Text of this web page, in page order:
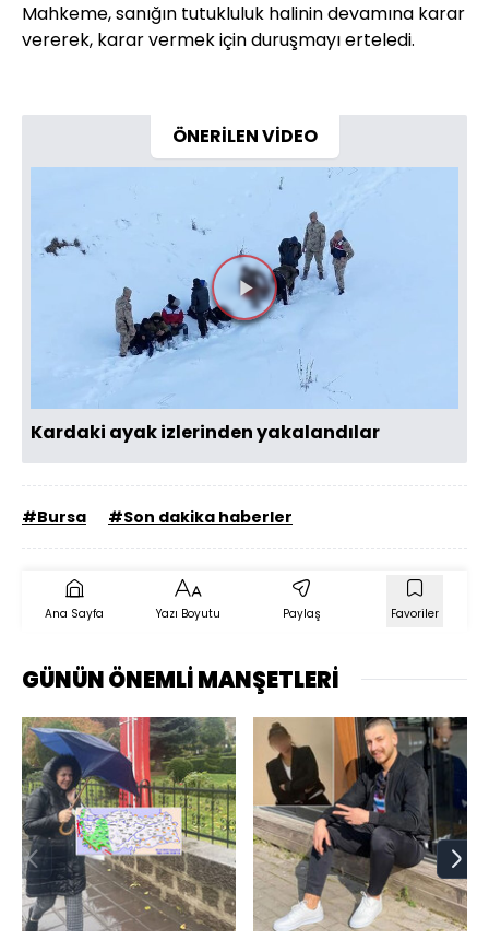
Mahkeme, sanığın tutukluluk halinin devamına karar
vererek, karar vermek için duruşmayı erteledi.
ÖNERİLEN VİDEO
Videoyu
Oynat
Kardaki ayak izlerinden yakalandılar
#Bursa #Son dakika haberler
Ana Sayfa Yazı Boyutu Paylaş Favoriler
GÜNÜN ÖNEMLİ MANŞETLERİ